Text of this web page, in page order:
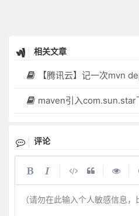
相关文章
【腾讯云】记一次mvn
maven引入com.sun.star
评论
（请勿在此输入个人敏感信息，